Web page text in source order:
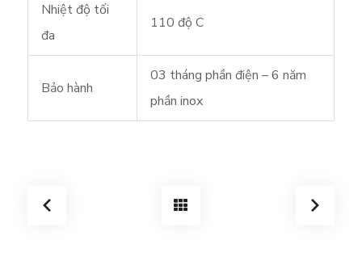
Nhiệt độ tối
đa
110 độ C
Bảo hành
03 tháng phần điện – 6 năm
phần inox